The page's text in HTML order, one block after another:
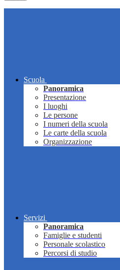
Scuola
Panoramica
Presentazione
I luoghi
Le persone
I numeri della scuola
Le carte della scuola
Organizzazione
Servizi
Panoramica
Famiglie e studenti
Personale scolastico
Percorsi di studio